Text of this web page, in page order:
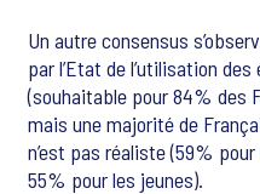
Un autre consensus
par l’Etat de l’utilisation
(souhaitable pour 84% des
mais une majorité de
n’est pas réaliste (59%
55% pour les jeunes).